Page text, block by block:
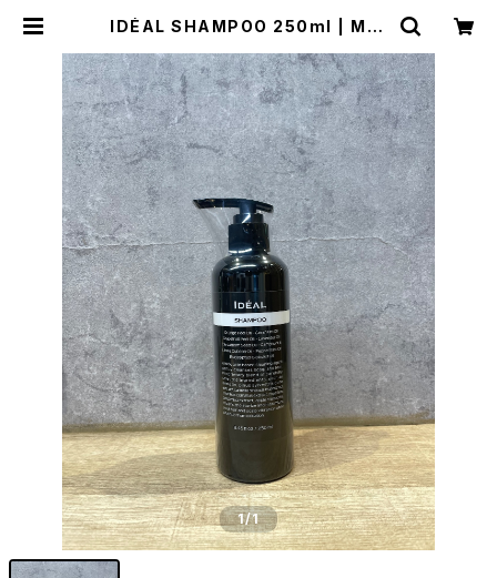
IDÉAL SHAMPOO 250ml | MAI
1/1